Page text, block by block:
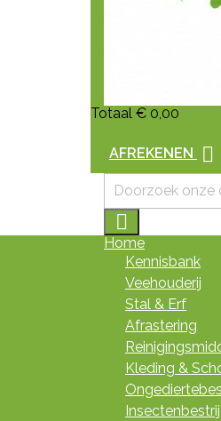
Totaal € 0,00
AFREKENEN 

Home
Kennisbank
Veehouderij
Stal & Erf
Afrastering
Kleding &